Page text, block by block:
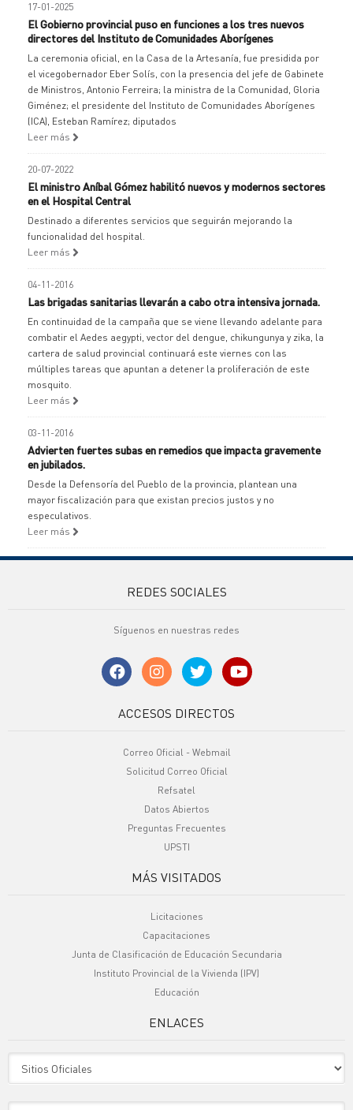
17-01-2025
El Gobierno provincial puso en funciones a los tres nuevos
directores del Instituto de Comunidades Aborígenes
La ceremonia oficial, en la Casa de la Artesanía, fue presidida por
el vicegobernador Eber Solís, con la presencia del jefe de Gabinete
de Ministros, Antonio Ferreira; la ministra de la Comunidad, Gloria
Giménez; el presidente del Instituto de Comunidades Aborígenes
(ICA), Esteban Ramírez; diputados
Leer más
20-07-2022
El ministro Aníbal Gómez habilitó nuevos y modernos sectores
en el Hospital Central
Destinado a diferentes servicios que seguirán mejorando la
funcionalidad del hospital.
Leer más
04-11-2016
Las brigadas sanitarias llevarán a cabo otra intensiva jornada.
En continuidad de la campaña que se viene llevando adelante para
combatir el Aedes aegypti, vector del dengue, chikungunya y zika, la
cartera de salud provincial continuará este viernes con las
múltiples tareas que apuntan a detener la proliferación de este
mosquito.
Leer más
03-11-2016
Advierten fuertes subas en remedios que impacta gravemente
en jubilados.
Desde la Defensoría del Pueblo de la provincia, plantean una
mayor fiscalización para que existan precios justos y no
especulativos.
Leer más
REDES SOCIALES
Síguenos en nuestras redes
ACCESOS DIRECTOS
Correo Oficial - Webmail
Solicitud Correo Oficial
Refsatel
Datos Abiertos
Preguntas Frecuentes
UPSTI
MÁS VISITADOS
Licitaciones
Capacitaciones
Junta de Clasificación de Educación Secundaria
Instituto Provincial de la Vivienda (IPV)
Educación
ENLACES